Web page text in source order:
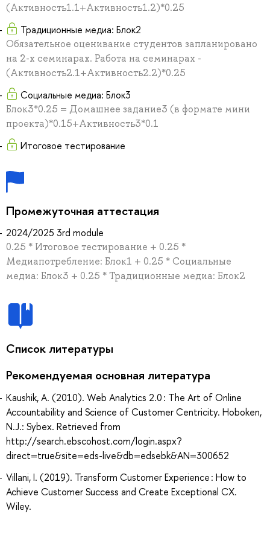
(Активность1.1+Активность1.2)*0.25
Традиционные медиа: Блок2
Обязательное оценивание студентов запланировано
на 2-х семинарах. Работа на семинарах -
(Активность2.1+Активность2.2)*0.25
Социальные медиа: Блок3
Блок3*0.25 = Домашнее задание3 (в формате мини
проекта)*0.15+Активность3*0.1
Итоговое тестирование
Промежуточная аттестация
2024/2025 3rd module
0.25 * Итоговое тестирование + 0.25 *
Медиапотребление: Блок1 + 0.25 * Социальные
медиа: Блок3 + 0.25 * Традиционные медиа: Блок2
Список литературы
Рекомендуемая основная литература
Kaushik, A. (2010). Web Analytics 2.0 : The Art of Online
Accountability and Science of Customer Centricity. Hoboken,
N.J.: Sybex. Retrieved from
http://search.ebscohost.com/login.aspx?
direct=true&site=eds-live&db=edsebk&AN=300652
Villani, I. (2019). Transform Customer Experience : How to
Achieve Customer Success and Create Exceptional CX.
Wiley.